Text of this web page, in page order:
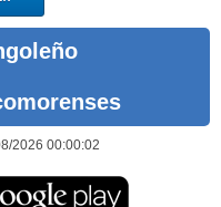
2026 00:00:02